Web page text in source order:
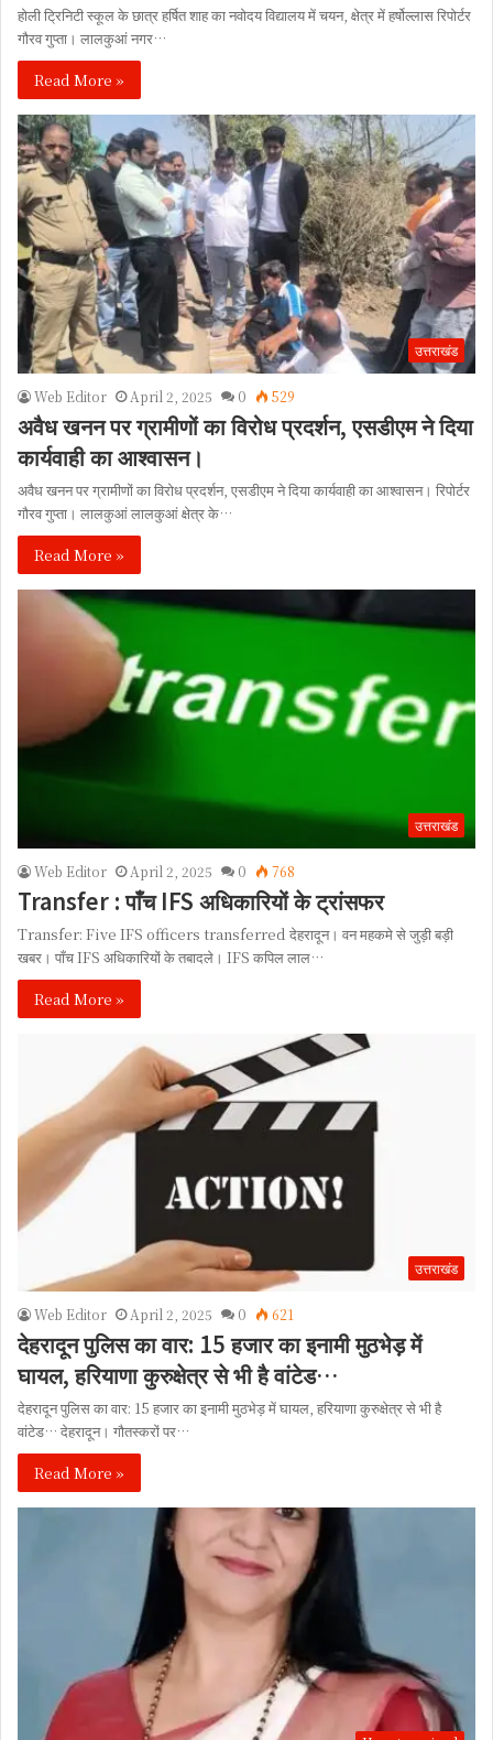
होली ट्रिनिटी स्कूल के छात्र हर्षित शाह का नवोदय विद्यालय में चयन, क्षेत्र में हर्षोल्लास रिपोर्टर
गौरव गुप्ता। लालकुआं नगर…
Read More »
उत्तराखंड
Web Editor April 2, 2025 0 529
अवैध खनन पर ग्रामीणों का विरोध प्रदर्शन, एसडीएम ने दिया
कार्यवाही का आश्वासन।
अवैध खनन पर ग्रामीणों का विरोध प्रदर्शन, एसडीएम ने दिया कार्यवाही का आश्वासन। रिपोर्टर
गौरव गुप्ता। लालकुआं लालकुआं क्षेत्र के…
Read More »
उत्तराखंड
Web Editor April 2, 2025 0 768
Transfer : पाँच IFS अधिकारियों के ट्रांसफर
Transfer: Five IFS officers transferred देहरादून। वन महकमे से जुड़ी बड़ी
खबर। पाँच IFS अधिकारियों के तबादले। IFS कपिल लाल…
Read More »
उत्तराखंड
Web Editor April 2, 2025 0 621
देहरादून पुलिस का वार: 15 हजार का इनामी मुठभेड़ में
घायल, हरियाणा कुरुक्षेत्र से भी है वांटेड…
देहरादून पुलिस का वार: 15 हजार का इनामी मुठभेड़ में घायल, हरियाणा कुरुक्षेत्र से भी है
वांटेड… देहरादून। गौतस्करों पर…
Read More »